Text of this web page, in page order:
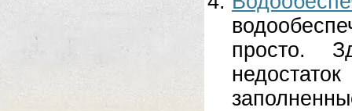
просто.